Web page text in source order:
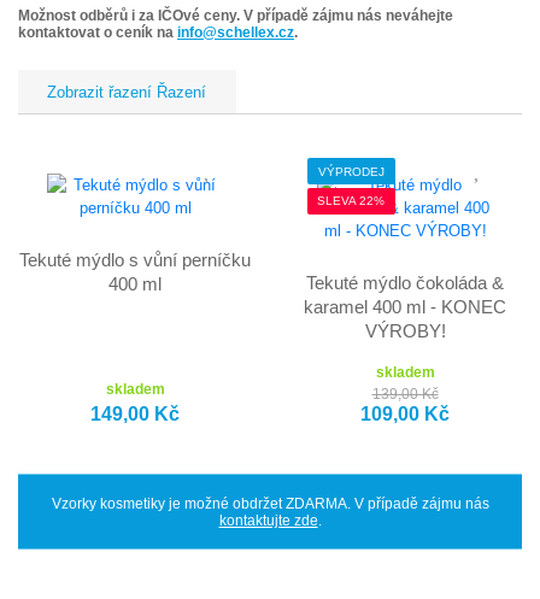
Možnost odběrů i za IČOvé ceny. V případě zájmu nás neváhejte
kontaktovat o ceník na info@schellex.cz.
Řazení
Tekuté mýdlo s vůní perníčku
400 ml
skladem
149,00 Kč
VÝPRODEJ
SLEVA 22%
Tekuté mýdlo čokoláda &
karamel 400 ml - KONEC
VÝROBY!
skladem
139,00 Kč
109,00 Kč
Vzorky kosmetiky je možné obdržet ZDARMA. V případě zájmu nás
kontaktujte zde